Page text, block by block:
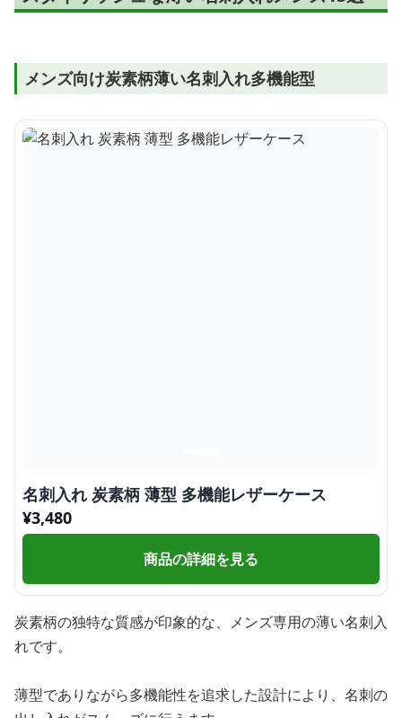
メンズ向け炭素柄薄い名刺入れ多機能型
名刺入れ 炭素柄 薄型 多機能レザーケース
¥3,480
商品の詳細を見る
炭素柄の独特な質感が印象的な、メンズ専用の薄い名刺入
れです。
薄型でありながら多機能性を追求した設計により、名刺の